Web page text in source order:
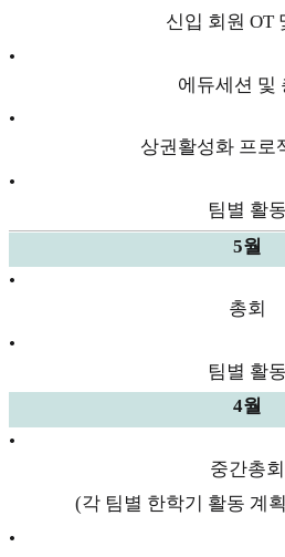
신입 회원 OT
•
에듀세션 및
•
상권활성화 프로
•
팀별 활동
5월
•
총회
•
팀별 활동
4월
•
중간총회
(각 팀별 한학기 활동 계
•